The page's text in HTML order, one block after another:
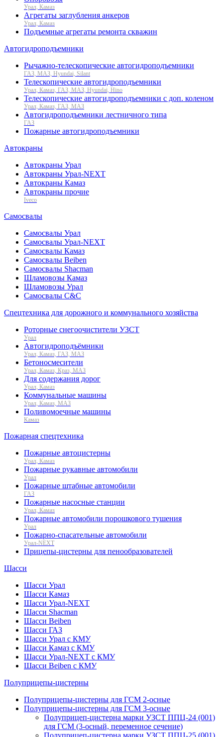
Урал, Камаз
Агрегаты заглубления анкеров
Урал, Камаз
Подъемные агрегаты ремонта скважин
Автогидроподъемники
Рычажно-телескопические автогидроподъемники
ГАЗ, МАЗ, Hyundai, Silant
Телескопические автогидроподъемники
Урал, Камаз, ГАЗ, МАЗ, Hyundai, Hino
Телескопические автогидроподъемники с доп. коленом
Урал, Камаз, ГАЗ, МАЗ
Автогидроподъемники лестничного типа
ГАЗ
Пожарные автогидроподъемники
Автокраны
Автокраны Урал
Автокраны Урал-NEXT
Автокраны Камаз
Автокраны прочие
Iveco
Самосвалы
Самосвалы Урал
Самосвалы Урал-NEXT
Самосвалы Камаз
Самосвалы Beiben
Самосвалы Shacman
Шламовозы Камаз
Шламовозы Урал
Самосвалы C&C
Спецтехника для дорожного и коммунального хозяйства
Роторные снегоочистители УЗСТ
Урал
Автогидроподъёмники
Урал, Камаз, ГАЗ, МАЗ
Бетоносмесители
Урал, Камаз, Краз, МАЗ
Для содержания дорог
Урал, Камаз
Коммунальные машины
Урал, Камаз, МАЗ
Поливомоечные машины
Камаз
Пожарная спецтехника
Пожарные автоцистерны
Урал, Камаз
Пожарные рукавные автомобили
Урал
Пожарные штабные автомобили
ГАЗ
Пожарные насосные станции
Урал, Камаз
Пожарные автомобили порошкового тушения
Урал
Пожарно-спасательные автомобили
Урал-NEXT
Прицепы-цистерны для пенообразователей
Шасси
Шасси Урал
Шасси Камаз
Шасси Урал-NEXT
Шасси Shacman
Шасси Beiben
Шасси ГАЗ
Шасси Урал с КМУ
Шасси Камаз с КМУ
Шасси Урал-NEXT с КМУ
Шасси Beiben с КМУ
Полуприцепы-цистерны
Полуприцепы-цистерны для ГСМ 2-осные
Полуприцепы-цистерны для ГСМ 3-осные
Полуприцеп-цистерна марки УЗСТ ППЦ-24 (001)
для ГСМ (3-осный, переменное сечение)
Полуприцеп-цистерна марки УЗСТ ППЦ-25 (001)